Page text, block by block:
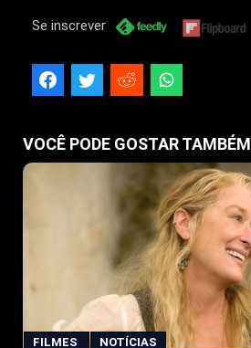
Se inscrever
VOCÊ PODE GOSTAR TAMBÉM
FILMES NOTÍCIAS